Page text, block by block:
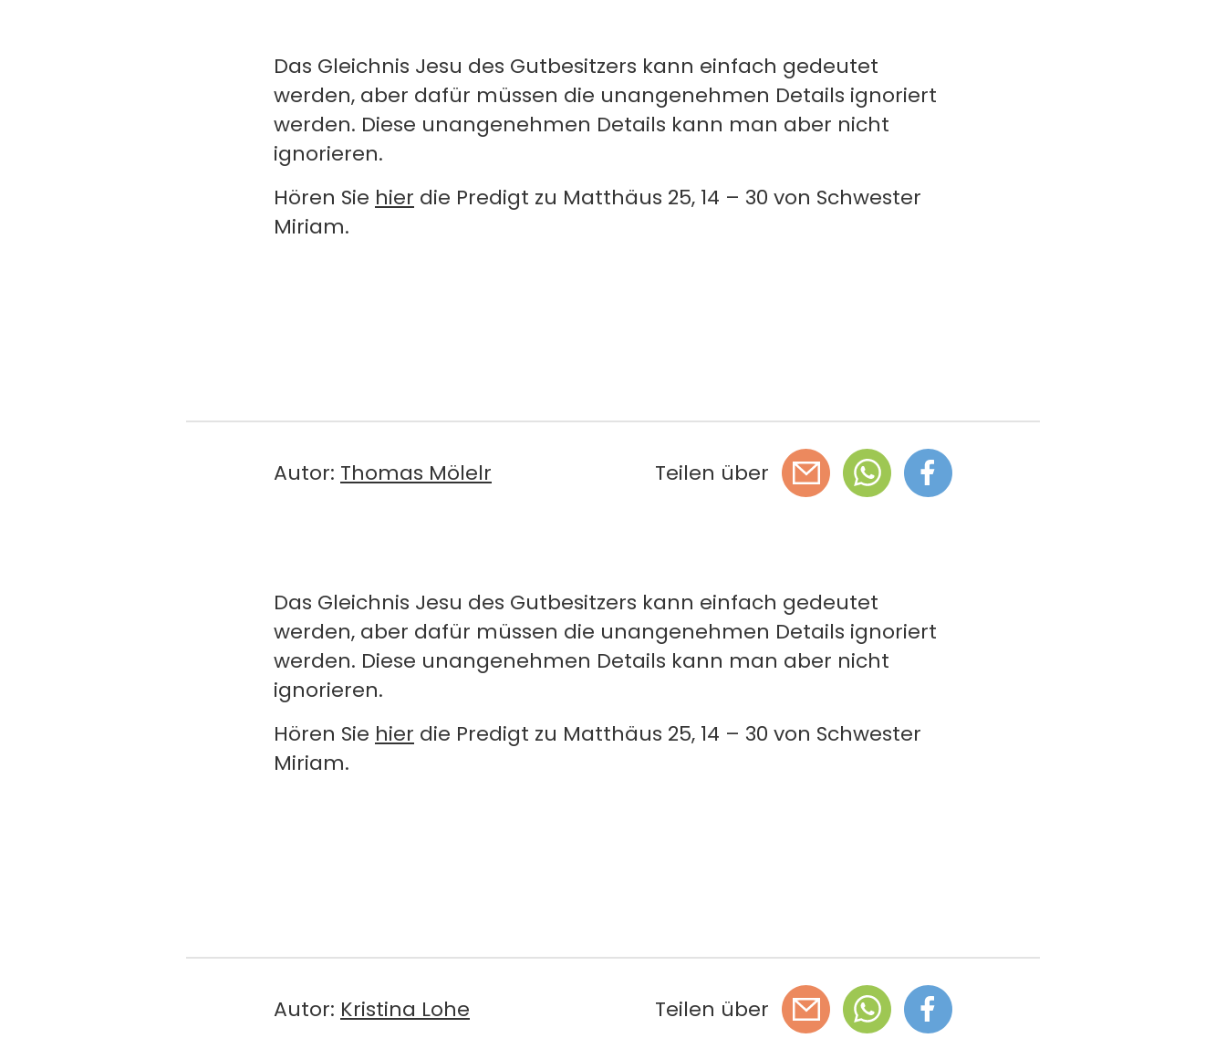
Das Gleichnis Jesu des Gutbesitzers kann einfach gedeutet
werden, aber dafür müssen die unangenehmen Details ignoriert
werden. Diese unangenehmen Details kann man aber nicht
ignorieren.
Hören Sie hier die Predigt zu Matthäus 25, 14 – 30 von Schwester
Miriam.
Autor: Thomas Mölelr Teilen über
Das Gleichnis Jesu des Gutbesitzers kann einfach gedeutet
werden, aber dafür müssen die unangenehmen Details ignoriert
werden. Diese unangenehmen Details kann man aber nicht
ignorieren.
Hören Sie hier die Predigt zu Matthäus 25, 14 – 30 von Schwester
Miriam.
Autor: Kristina Lohe Teilen über